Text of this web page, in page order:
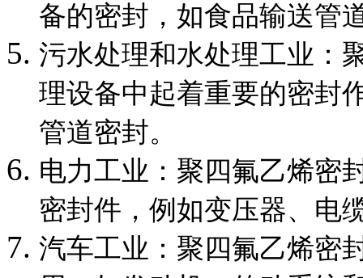
备的密封，如食品输送管
污水处理和水处理工业：
理设备中起着重要的密封
管道密封。
电力工业：聚四氟乙烯密
密封件，例如变压器、电
汽车工业：聚四氟乙烯密